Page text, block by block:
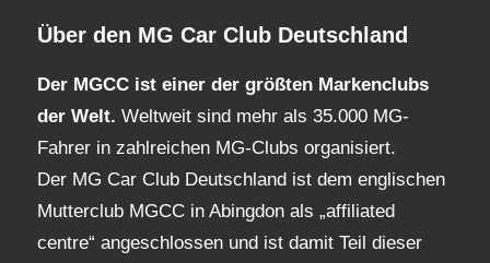
Über den MG Car Club Deutschland
Der MGCC ist einer der größten Markenclubs
der Welt. Weltweit sind mehr als 35.000 MG-
Fahrer in zahlreichen MG-Clubs organisiert.
Der MG Car Club Deutschland ist dem englischen
Mutterclub MGCC in Abingdon als „affiliated
centre“ angeschlossen und ist damit Teil dieser